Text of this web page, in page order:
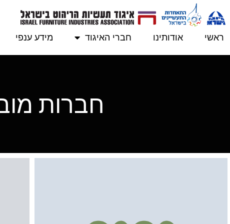
ראשי אודותינו חברי האיגוד מידע ענפי
חברות